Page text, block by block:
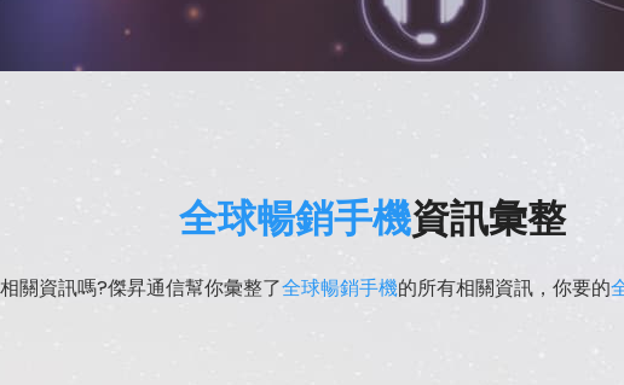
全球暢銷手機資訊彙整
相關資訊嗎?傑昇通信幫你彙整了全球暢銷手機的所有相關資訊，你要的